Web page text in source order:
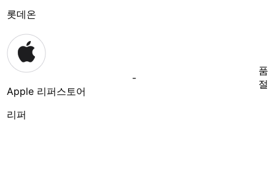
롯데온
Apple 리퍼스토어
리퍼
-
품
절